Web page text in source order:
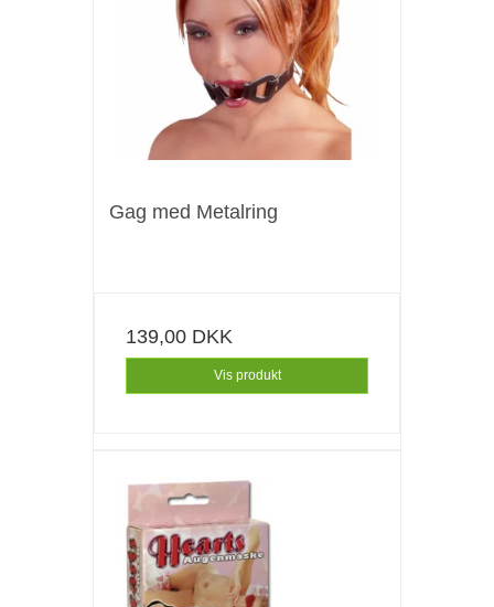
Gag med Metalring
139,00 DKK
Vis produkt